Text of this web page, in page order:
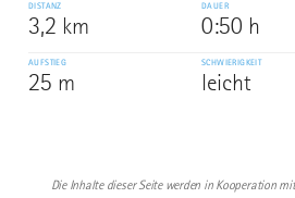
DISTANZ
3,2 km
DAUER
0:50 h
AUFSTIEG
25 m
SCHWIERIGKEIT
leicht
Die Inhalte dieser Seite werden in Kooperation